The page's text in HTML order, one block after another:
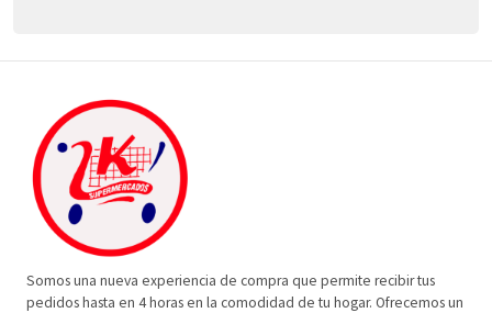
Somos una nueva experiencia de compra que permite recibir tus
pedidos hasta en 4 horas en la comodidad de tu hogar. Ofrecemos un